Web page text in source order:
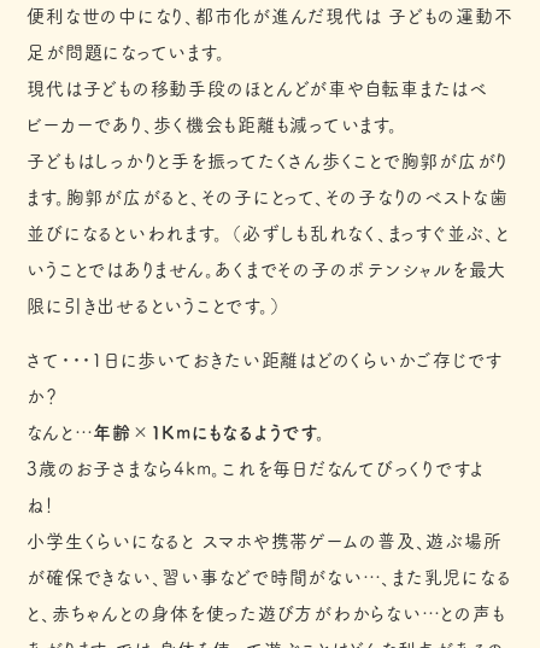
便利な世の中になり、都市化が進んだ現代は 子どもの運動不
足が問題になっています。
現代は子どもの移動手段のほとんどが車や自転車またはベ
ビーカーであり、歩く機会も距離も減っています。
子どもはしっかりと手を振ってたくさん歩くことで胸郭が広がり
ます。胸郭が広がると、その子にとって、その子なりのベストな歯
並びになるといわれます。 （必ずしも乱れなく、まっすぐ並ぶ、と
いうことではありません。あくまでその子のポテンシャルを最大
限に引き出せるということです。）
さて・・・1日に歩いておきたい距離はどのくらいかご存じです
か？
なんと…年齢×1Kmにもなるようです。
3歳のお子さまなら4km。これを毎日だなんてびっくりですよ
ね！
小学生くらいになると スマホや携帯ゲームの普及、遊ぶ場所
が確保できない、習い事などで時間がない…、また乳児になる
と、赤ちゃんとの身体を使った遊び方がわからない…との声も